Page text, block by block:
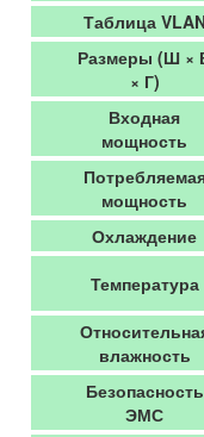
Таблица
Размеры (Ш ×
× Г)
Входная
мощность
мощность
Охлаждение
Температура
влажность
Безопасность
ЭМС